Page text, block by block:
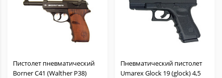
Пистолет пневматический
Borner C41 (Walther P38)
Пневматический пистолет
Umarex Glock 19 (glock) 4,5